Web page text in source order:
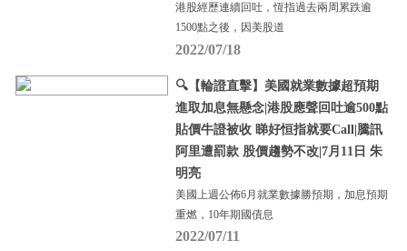
港股經歷連續回吐，恆指過去兩周累跌逾
1500點之後，因美股道
2022/07/18
🔍【輪證直擊】美國就業數據超預期
進取加息無懸念|港股應聲回吐逾500點
貼價牛證被收 睇好恒指就要Call|騰訊
阿里遭罰款 股價趨勢不改|7月11日 朱
明亮
美國上週公佈6月就業數據勝預期，加息預期
重燃，10年期國債息
2022/07/11